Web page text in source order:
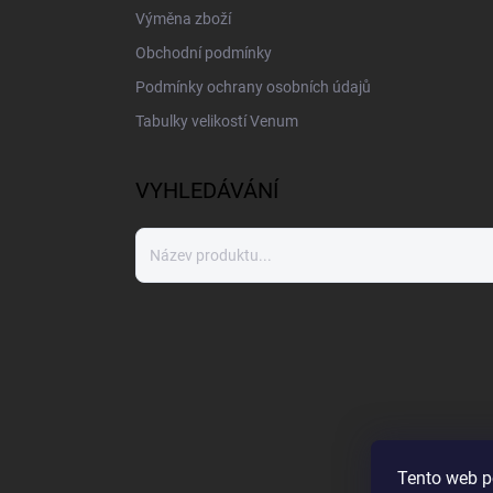
Tento web
Výměna zboží
Obchodní podmínky
Podmínky ochrany osobních údajů
Tabulky velikostí Venum
VYHLEDÁVÁNÍ